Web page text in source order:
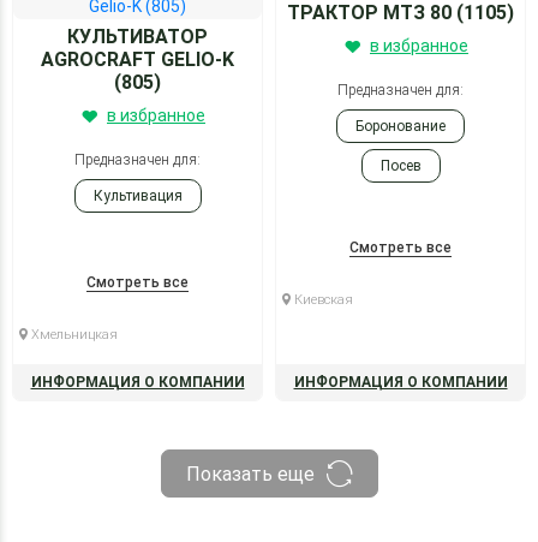
КУЛЬТИВАТОР
AGROCRAFT GELIO-K
(805)
в избранное
Предназначен для:
Культивация
Смотреть все
Хмельницкая
ИНФОРМАЦИЯ О КОМПАНИИ
ТРАКТОР МТЗ 80 (1105)
в избранное
Предназначен для:
Боронование
Посев
Смотреть все
Киевская
ИНФОРМАЦИЯ О КОМПАНИИ
Показать еще